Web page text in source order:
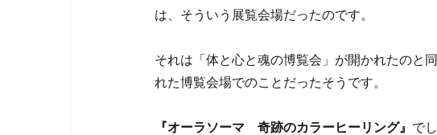
は、そういう展覧会場だったのです。
それは「体と心と魂の博覧会」が開かれたのと
れた博覧会場でのことだったそうです。
『オーラソーマ 奇跡のカラーヒーリング』 で